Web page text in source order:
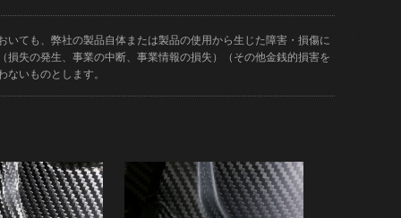
いても、弊社の製品自体または製品の使用から生じた障害・損傷に
損失の発生、事業の中断、事業情報の損失）（その他金銭的損害を
ないものとします。